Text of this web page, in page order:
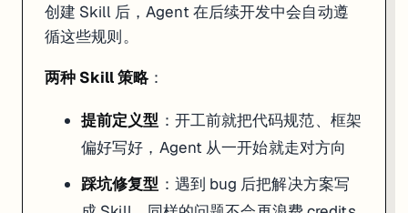
项目
SkillShot（SaaS 产品）
ATS 招聘管理系统
问卷系统 + Admin 后台
库存管理 + 销售预测
Purifit 公司 —
新闻快读 App（移动端） 非技术用户 Buildathon 期间
Agent 卡死/转圈怎么办
创建 Skill 后，Agent 在后续开发中会自动遵
循这些规则。
两种 Skill 策略：
提前定义型 ：开工前就把代码规范、框架
偏好写好，Agent 从一开始就走对方向
踩坑修复型 ：遇到 bug 后把解决方案写